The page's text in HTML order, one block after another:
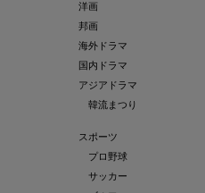
洋画
邦画
海外ドラマ
国内ドラマ
アジアドラマ
韓流まつり
スポーツ
プロ野球
サッカー